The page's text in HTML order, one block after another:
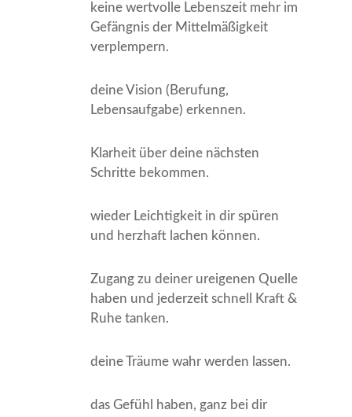
keine wertvolle Lebenszeit mehr im
Gefängnis der Mittelmäßigkeit
verplempern.
deine Vision (Berufung,
Lebensaufgabe) erkennen.
​Klarheit über deine nächsten
Schritte bekommen.
​wieder Leichtigkeit in dir spüren
und herzhaft lachen können.
Zugang zu deiner ureigenen Quelle
haben und jederzeit schnell Kraft &
Ruhe tanken.
deine Träume wahr werden lassen.
das Gefühl haben, ganz bei dir